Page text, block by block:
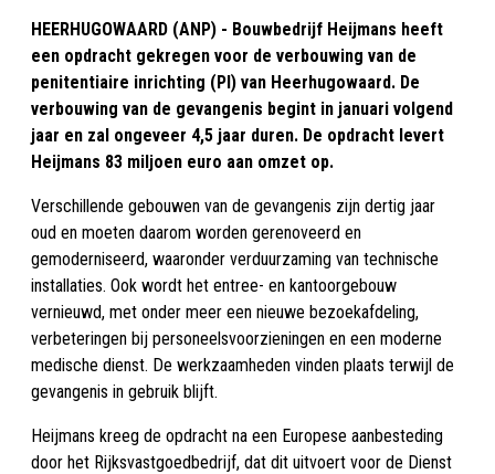
HEERHUGOWAARD (ANP) - Bouwbedrijf Heijmans heeft
een opdracht gekregen voor de verbouwing van de
penitentiaire inrichting (PI) van Heerhugowaard. De
verbouwing van de gevangenis begint in januari volgend
jaar en zal ongeveer 4,5 jaar duren. De opdracht levert
Heijmans 83 miljoen euro aan omzet op.
Verschillende gebouwen van de gevangenis zijn dertig jaar
oud en moeten daarom worden gerenoveerd en
gemoderniseerd, waaronder verduurzaming van technische
installaties. Ook wordt het entree- en kantoorgebouw
vernieuwd, met onder meer een nieuwe bezoekafdeling,
verbeteringen bij personeelsvoorzieningen en een moderne
medische dienst. De werkzaamheden vinden plaats terwijl de
gevangenis in gebruik blijft.
Heijmans kreeg de opdracht na een Europese aanbesteding
door het Rijksvastgoedbedrijf, dat dit uitvoert voor de Dienst